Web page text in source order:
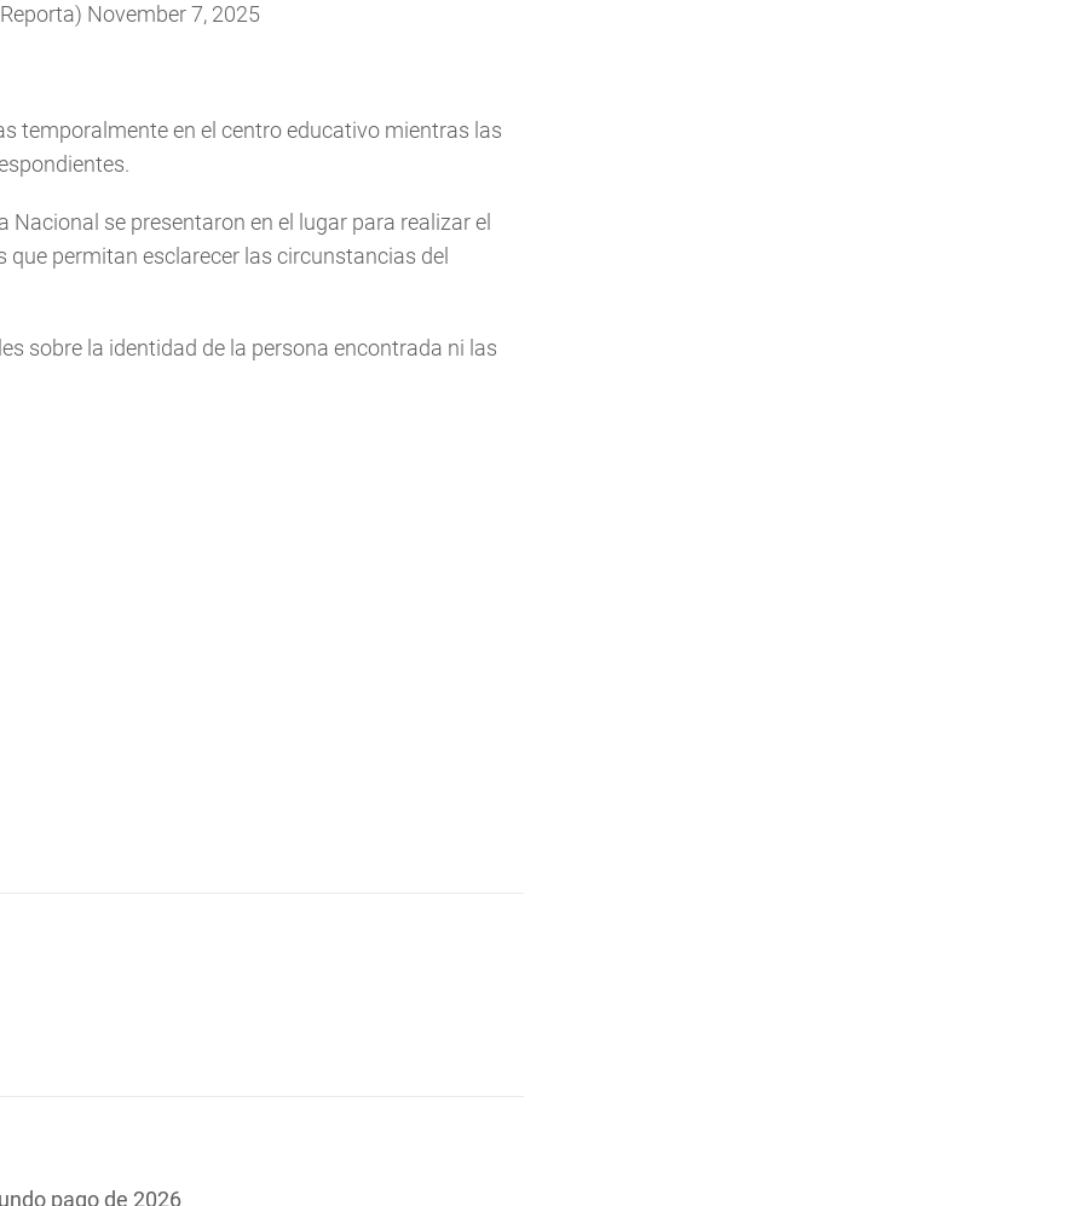
November 7, 2025
temporalmente en el centro educativo mientras las
se presentaron en el lugar para realizar el
permitan esclarecer las circunstancias del
sobre la identidad de la persona encontrada ni las
pago de 2026